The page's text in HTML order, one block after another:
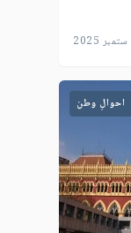
احوالِ وطن